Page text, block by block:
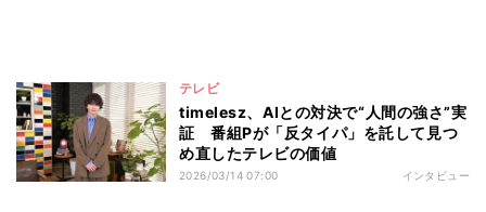
テレビ
timelesz、AIとの対決で“人間の強さ”実
証 番組Pが「反タイパ」を託して見つ
め直したテレビの価値
2026/03/14 07:00 インタビュー